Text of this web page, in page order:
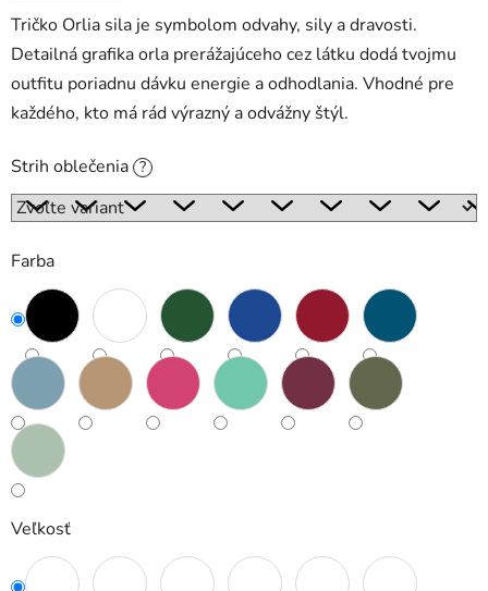
Tričko Orlia sila je symbolom odvahy, sily a dravosti.
Detailná grafika orla prerážajúceho cez látku dodá tvojmu
outfitu poriadnu dávku energie a odhodlania. Vhodné pre
každého, kto má rád výrazný a odvážny štýl.
Strih oblečenia ?
Farba
Veľkosť